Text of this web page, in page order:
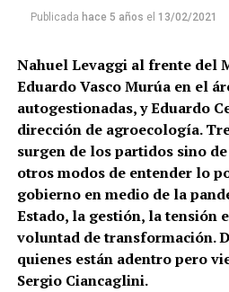
Publicada hace 5 años el 13/02/2021
Nahuel Levaggi al frente del
Eduardo Vasco Murúa en el
autogestionadas, y Eduardo
dirección de agroecología.
surgen de los partidos sino
otros modos de entender lo
gobierno en medio de la
Estado, la gestión, la tensión
voluntad de transformación.
quienes están adentro pero
Sergio Ciancaglini.